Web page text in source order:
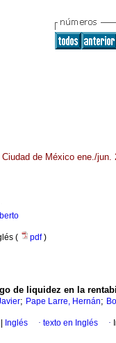
de México ene./jun.
( pdf)
de liquidez en la
; Pape Larre, Hernán;
Inglés · texto en Inglés ·